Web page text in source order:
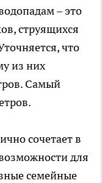
– это
струящихся
что
из них
Самый
сочетает в
для
семейные